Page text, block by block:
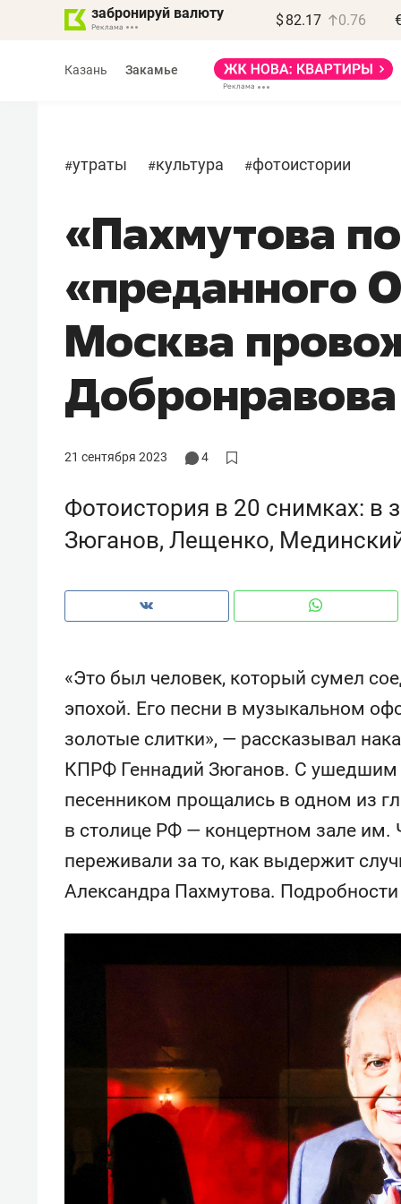
забронируй валюту $ 82.17 0.76
Казань Закамье
#утраты #культура #фотоистории
«Пахмутова
«преданного
Москва
Добронравова
21 сентября 2023 4
Фотоистория в 20 снимках: в
Зюганов, Лещенко,
«Это был человек, который сумел
эпохой. Его песни в музыкальном
золотые слитки», — рассказывал
КПРФ Геннадий Зюганов. С ушедшим
песенником прощались в одном из
в столице РФ — концертном зале им.
переживали за то, как выдержит
Александра Пахмутова.
Василь Мазитов
МАРТ
«Не зная местных
потерять минимум
полгода»
Как бизнесу выйти на зарубежные
рынки, почему надо знать
Оставить шум за волной: как
строят тишину в казанском
ЖК «Заря»
свою